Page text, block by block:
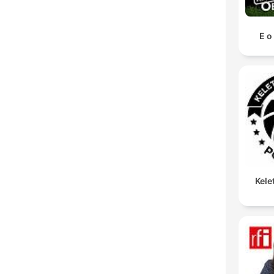
E